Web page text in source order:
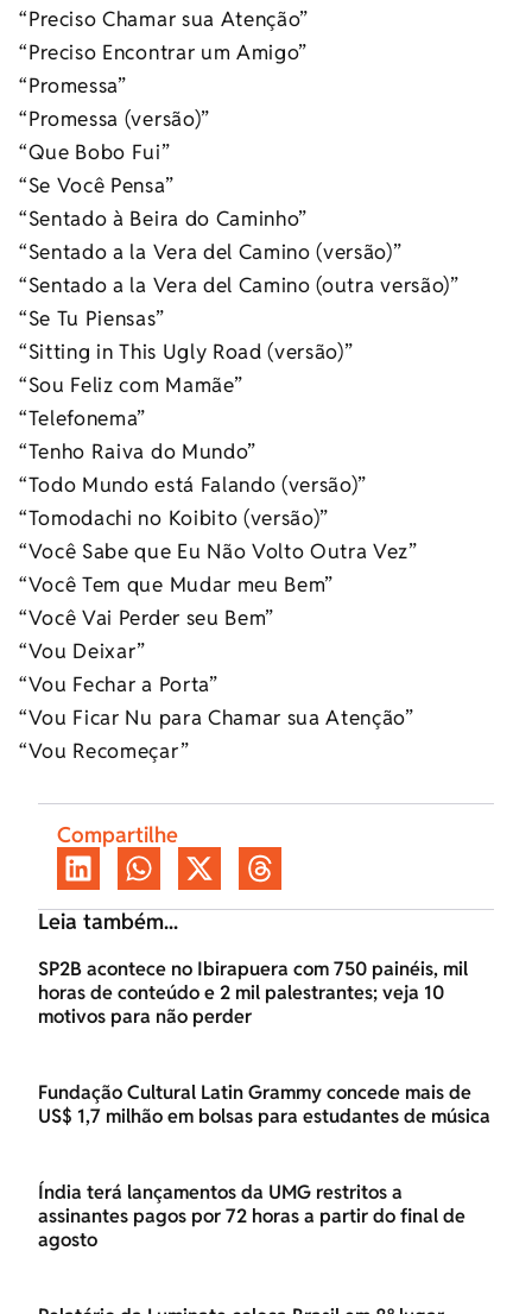
“Preciso Chamar sua Atenção”
“Preciso Encontrar um Amigo”
“Promessa”
“Promessa (versão)”
“Que Bobo Fui”
“Se Você Pensa”
“Sentado à Beira do Caminho”
“Sentado a la Vera del Camino (versão)”
“Sentado a la Vera del Camino (outra versão)”
“Se Tu Piensas”
“Sitting in This Ugly Road (versão)”
“Sou Feliz com Mamãe”
“Telefonema”
“Tenho Raiva do Mundo”
“Todo Mundo está Falando (versão)”
“Tomodachi no Koibito (versão)”
“Você Sabe que Eu Não Volto Outra Vez”
“Você Tem que Mudar meu Bem”
“Você Vai Perder seu Bem”
“Vou Deixar”
“Vou Fechar a Porta”
“Vou Ficar Nu para Chamar sua Atenção”
“Vou Recomeçar”
Compartilhe
Leia também...
SP2B acontece no Ibirapuera com 750 painéis, mil
horas de conteúdo e 2 mil palestrantes; veja 10
motivos para não perder
Fundação Cultural Latin Grammy concede mais de
US$ 1,7 milhão em bolsas para estudantes de música
Índia terá lançamentos da UMG restritos a
assinantes pagos por 72 horas a partir do final de
agosto